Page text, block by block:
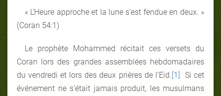
« L’Heure approche et la lune s’est fendue en deux. »
(Coran 54:1)
Le prophète Mohammed récitait ces versets du
Coran lors des grandes assemblées hebdomadaires
du vendredi et lors des deux prières de l’Eid. [1] Si cet
événement ne s’était jamais produit, les musulmans